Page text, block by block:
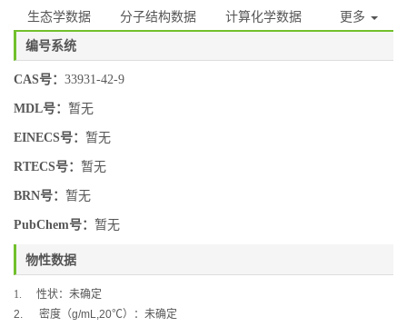
生态学数据
分子结构数据 计算化学数据 更多
编号系统
CAS号： 33931-42-9
MDL号： 暂无
EINECS号： 暂无
RTECS号： 暂无
BRN号： 暂无
PubChem号： 暂无
物性数据
1.
性状：未确定
2.
密度（g/mL,20℃）：未确定